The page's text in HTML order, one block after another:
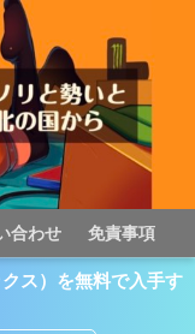
合わせ 免責事項
ス）を無料で入手す